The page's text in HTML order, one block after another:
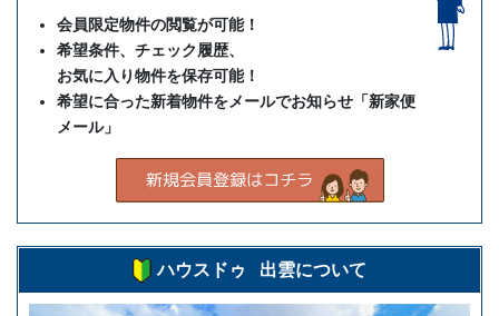
会員限定物件の閲覧が可能！
希望条件、チェック履歴、
お気に入り物件を保存可能！
希望に合った新着物件をメールでお知らせ「新家便
メール」
ハウスドゥ 出雲について